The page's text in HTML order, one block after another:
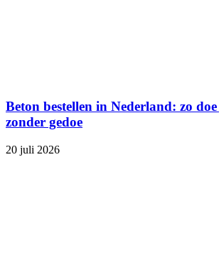
Beton bestellen in Nederland: zo
zonder gedoe
20 juli 2026